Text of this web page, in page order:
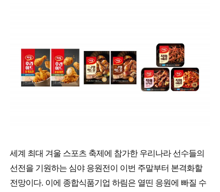
세계 최대 겨울 스포츠 축제에 참가한 우리나라 선수들의
선전을 기원하는 심야 응원전이 이번 주말부터 본격화할
전망이다. 이에 종합식품기업 하림은 열띤 응원에 빠질 수